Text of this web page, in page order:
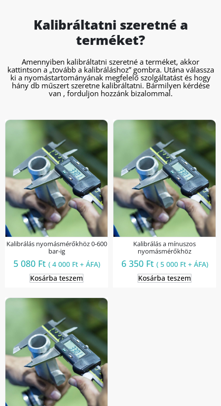
Kalibráltatni szeretné a
terméket?
Amennyiben kalibráltatni szeretné a terméket, akkor
kattintson a „tovább a kalibráláshoz” gombra. Utána válassza
ki a nyomástartományának megfelelő szolgáltatást és hogy
hány db műszert szeretne kalibráltatni. Bármilyen kérdése
van , forduljon hozzánk bizalommal.
Kalibrálás nyomásmérőkhöz 0-600
bar-ig
5 080 Ft ( 4 000 Ft+ ÁFA)
Kosárba teszem
Kalibrálás a mínuszos
nyomásmérőkhöz
6 350 Ft ( 5 000 Ft+ ÁFA)
Kosárba teszem